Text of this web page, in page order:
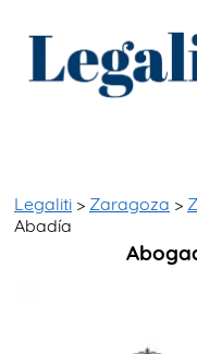
Legaliti > Zaragoza >
Abadía